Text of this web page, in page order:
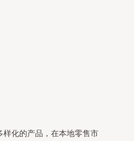
化的产品，在本地零售市